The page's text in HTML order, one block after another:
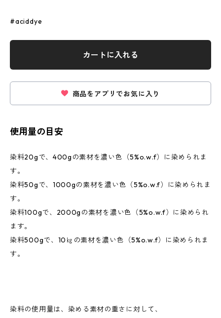
#aciddye
カートに入れる
商品をアプリでお気に入り
使用量の目安
染料20gで、400gの素材を濃い色（5%o.w.f）に染められま
す。
染料50gで、1000gの素材を濃い色（5%o.w.f）に染められま
す。
染料100gで、2000gの素材を濃い色（5%o.w.f）に染められ
ます。
染料500gで、10㎏の素材を濃い色（5%o.w.f）に染められま
す。
染料の使用量は、染める素材の重さに対して、